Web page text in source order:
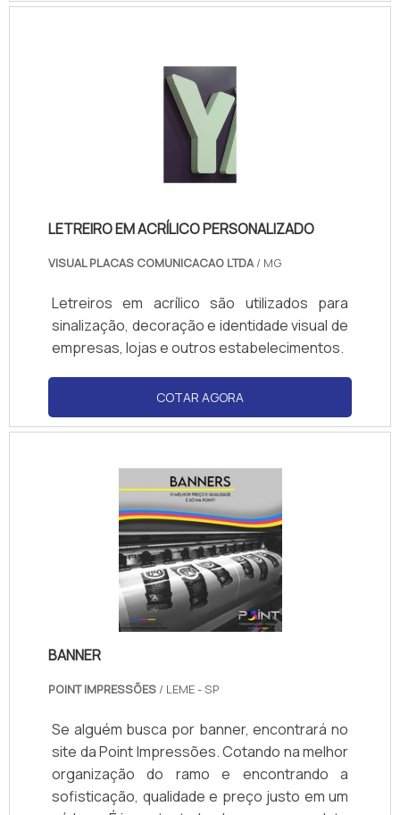
para diferentes tamanhos, formatos e
estratégico em eventos, lojas e ruas, o
totem facilita a comunicação com o público,
aumentando a presença da marca e gerando
reconhecimento instantâneo. Sua
manutenção é simples, tornando-o uma
LETREIRO EM ACRÍLICO PERSONALIZADO
VISUAL PLACAS COMUNICACAO LTDA/ MG
Letreiros em acrílico são utilizados para
sinalização, decoração e identidade visual de
empresas, lojas e outros estabelecimentos.
COTAR AGORA
BANNER
POINT IMPRESSÕES / LEME - SP
Se alguém busca por banner, encontrará no
site da Point Impressões. Cotando na melhor
organização do ramo e encontrando a
sofisticação, qualidade e preço justo em um